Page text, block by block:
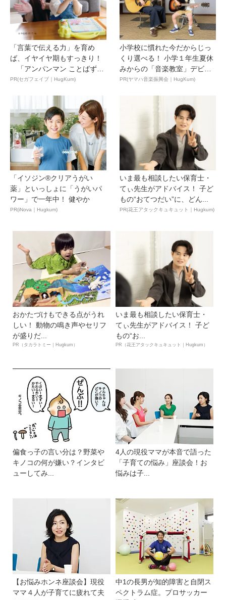
「言葉で伝える力」を育め
ば、イヤイヤ期もすっきり！
「アンパンマン ことばずか
ん...
PR(セガフェイブ｜HugKum)
小学校に慣れた今だからじっ
くり選べる！ 小学１年生夏休
みからの「音楽教室」デビ
ュ...
PR(ヤマハ音楽振興会｜HugKum)
「イソジン®クリアうがい
薬」といっしょに「うがいパ
ワー」で一年中！ 健やか
PR(iNova｜Hugkum)
いま最も相談したい保育士・
てぃ先生がアドバイス！ 子ど
もの“おてつだい”に、どん...
PR(花王アタックキュキュット｜Hugkum)
おかたづけもできる点がうれ
しい！ 動物の鳴き声やセリフ
が盛りだ...
PR（タカラトミー｜Hugkum）
いま最も相談したい保育士・
てぃ先生がアドバイス！ 子ど
もの“お...
PR（花王アタックキュキュット｜Hugkum）
偏食っ子の言い分は？野菜や
キノコの何が嫌い？インタビ
ューしてみ...
4人の現役ママが本音で語った
「子育ての悩み」座談会！お
悩みは子...
【お悩みホンネ座談会】現役
ママ４人が子育てに疲れて夫
中1の長男が知的障害と自閉ス
ペクトラム症。プロサッカー